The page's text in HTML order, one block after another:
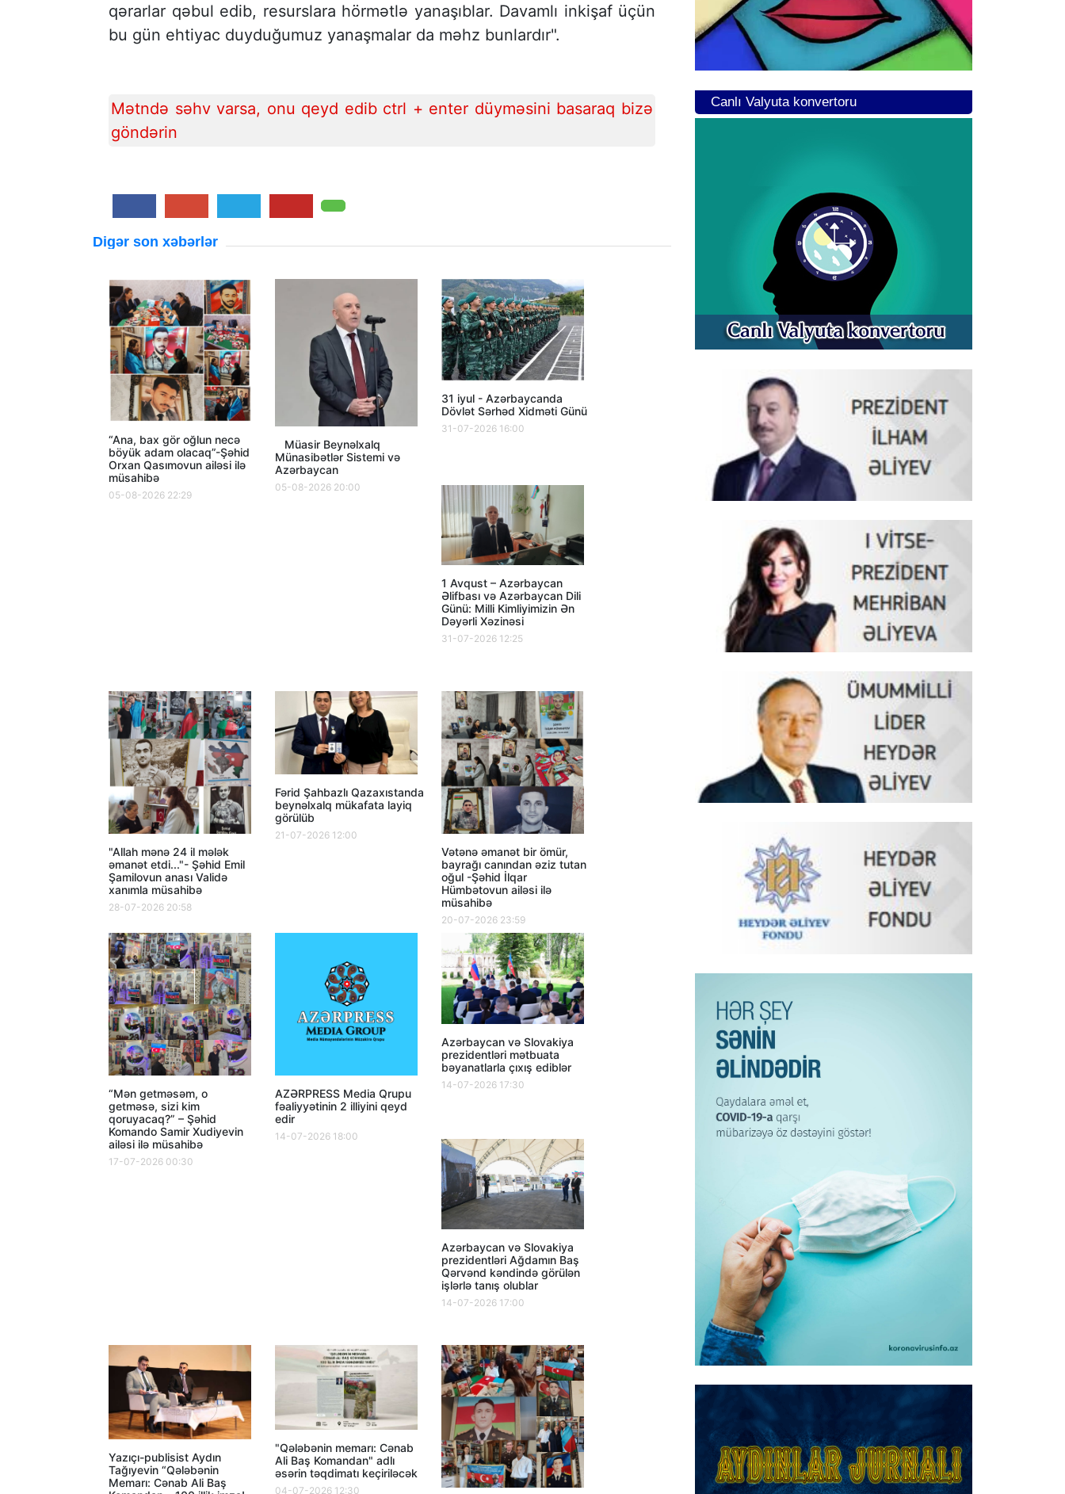
qərarlar qəbul edib, resurslara hörmətlə yanaşıblar. Davamlı inkişaf üçün
bu gün ehtiyac duyduğumuz yanaşmalar da məhz bunlardır".
Mətndə səhv varsa, onu qeyd edib ctrl + enter düyməsini basaraq bizə
göndərin
Digər son xəbərlər
“Ana, bax gör oğlun necə
böyük adam olacaq”-Şəhid
Orxan Qasımovun ailəsi ilə
müsahibə
05-08-2026 22:29
Müasir Beynəlxalq
Münasibətlər Sistemi və
Azərbaycan
05-08-2026 20:00
31 iyul - Azərbaycanda
Dövlət Sərhəd Xidməti Günü
31-07-2026 16:00
1 Avqust – Azərbaycan
Əlifbası və Azərbaycan Dili
Günü: Milli Kimliyimizin Ən
Dəyərli Xəzinəsi
31-07-2026 12:25
"Allah mənə 24 il mələk
əmanət etdi..."- Şəhid Emil
Şamilovun anası Validə
xanımla müsahibə
28-07-2026 20:58
Fərid Şahbazlı Qazaxıstanda
beynəlxalq mükafata layiq
görülüb
21-07-2026 12:00
Vətənə əmanət bir ömür,
bayrağı canından əziz tutan
oğul -Şəhid İlqar
Hümbətovun ailəsi ilə
müsahibə
20-07-2026 23:59
“Mən getməsəm, o
getməsə, sizi kim
qoruyacaq?” – Şəhid
Komando Samir Xudiyevin
ailəsi ilə müsahibə
17-07-2026 00:30
AZƏRPRESS Media Qrupu
fəaliyyətinin 2 illiyini qeyd
edir
14-07-2026 18:00
Azərbaycan və Slovakiya
prezidentləri mətbuata
bəyanatlarla çıxış ediblər
14-07-2026 17:30
Azərbaycan və Slovakiya
prezidentləri Ağdamın Baş
Qərvənd kəndində görülən
işlərlə tanış olublar
14-07-2026 17:00
Yazıçı-publisist Aydın
Tağıyevin “Qələbənin
Memarı: Cənab Ali Baş
"Qələbənin memarı: Cənab
Ali Baş Komandan" adlı
əsərin təqdimatı keçiriləcək
04-07-2026 12:30
Canlı Valyuta konvertoru